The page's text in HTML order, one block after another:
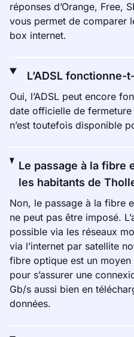
réponses d’Orange, Free,
vous permet de comparer
box internet.
L’ADSL
Oui, l’ADSL peut encore
date officielle de
n’est toutefois disponible
Le passage à la fibre
les habitants de
Non, le passage à la fibre
ne peut pas être imposé.
possible via les réseaux
via l’internet par satellite
fibre optique est un
pour s’assurer une
Gb/s aussi bien en
données.